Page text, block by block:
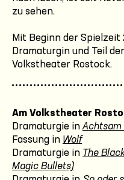
zu sehen.
Mit Beginn der
Dramaturgin und Teil
Volkstheater Rostock.
Am Volkstheater
Dramaturgie in Achtsam
Fassung in Wolf
Dramaturgie in The
Magic Bullets)